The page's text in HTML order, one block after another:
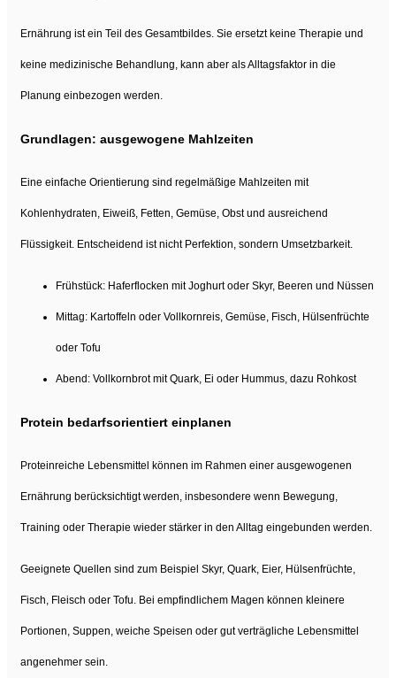
Ernährung ist ein Teil des Gesamtbildes. Sie ersetzt keine Therapie und
keine medizinische Behandlung, kann aber als Alltagsfaktor in die
Planung einbezogen werden.
Grundlagen: ausgewogene Mahlzeiten
Eine einfache Orientierung sind regelmäßige Mahlzeiten mit
Kohlenhydraten, Eiweiß, Fetten, Gemüse, Obst und ausreichend
Flüssigkeit. Entscheidend ist nicht Perfektion, sondern Umsetzbarkeit.
Frühstück: Haferflocken mit Joghurt oder Skyr, Beeren und Nüssen
Mittag: Kartoffeln oder Vollkornreis, Gemüse, Fisch, Hülsenfrüchte
oder Tofu
Abend: Vollkornbrot mit Quark, Ei oder Hummus, dazu Rohkost
Protein bedarfsorientiert einplanen
Proteinreiche Lebensmittel können im Rahmen einer ausgewogenen
Ernährung berücksichtigt werden, insbesondere wenn Bewegung,
Training oder Therapie wieder stärker in den Alltag eingebunden werden.
Geeignete Quellen sind zum Beispiel Skyr, Quark, Eier, Hülsenfrüchte,
Fisch, Fleisch oder Tofu. Bei empfindlichem Magen können kleinere
Portionen, Suppen, weiche Speisen oder gut verträgliche Lebensmittel
angenehmer sein.